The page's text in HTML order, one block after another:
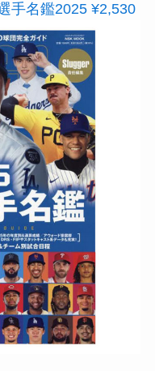
手名鑑2025 ¥2,530